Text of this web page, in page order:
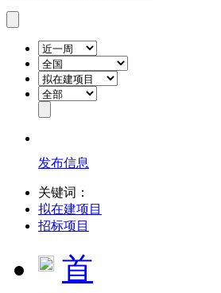
发布信息
关键词：
拟在建项目
招标项目
首